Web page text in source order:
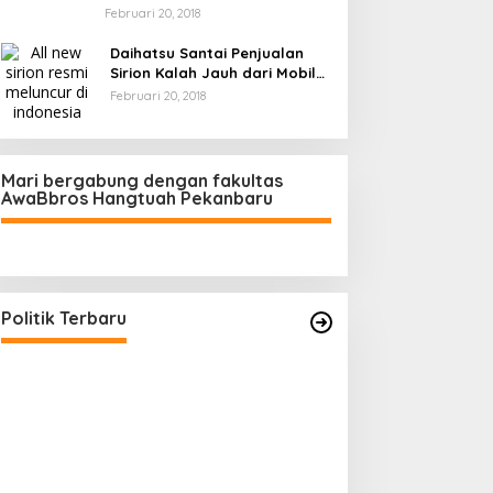
Februari 20, 2018
Daihatsu Santai Penjualan
Sirion Kalah Jauh dari Mobil
LCGC
Februari 20, 2018
Mari bergabung dengan fakultas
AwaBbros Hangtuah Pekanbaru
Politik Terbaru